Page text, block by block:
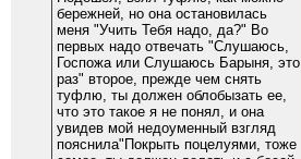
бережней, но она остановилась
меня "Учить Тебя надо, да?" Во
первых надо отвечать "Слушаюсь,
Госпожа или Слушаюсь Барыня, это
раз" второе, прежде чем снять
туфлю, ты должен облобызать ее,
что это такое я не понял, и она
увидев мой недоуменный взгляд
пояснила"Покрыть поцелуями, тоже